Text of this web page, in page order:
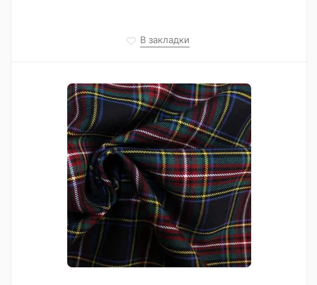
В закладки